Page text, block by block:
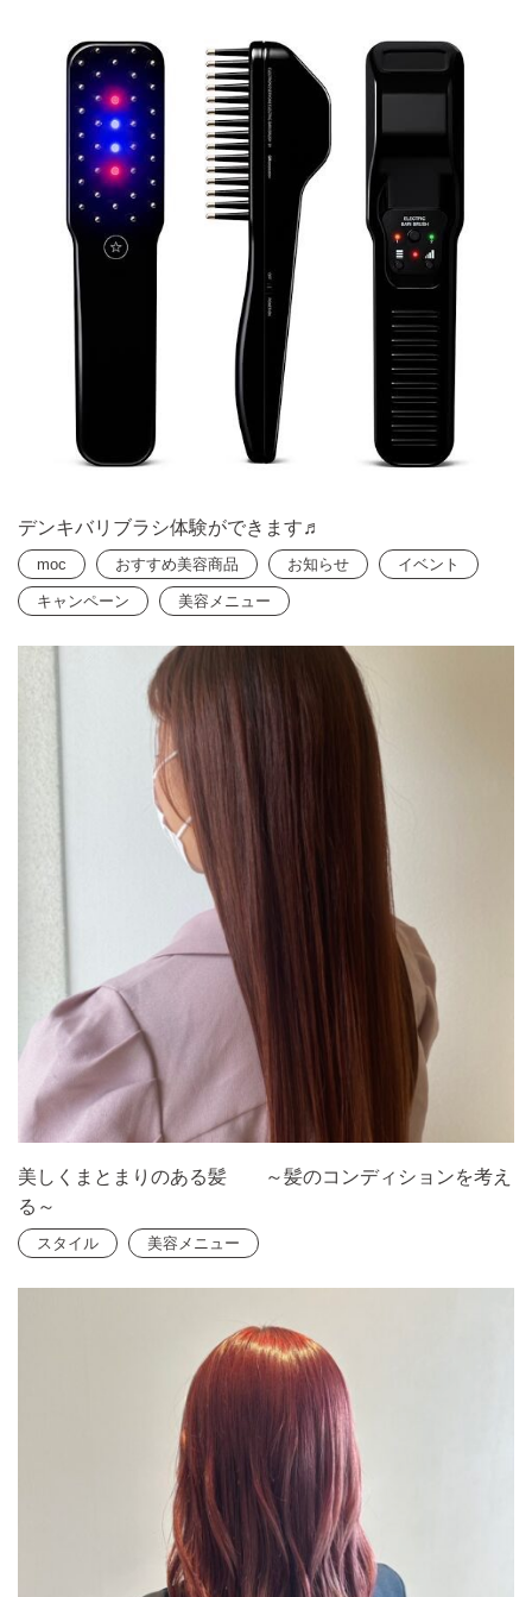
デンキバリブラシ体験ができます♬︎
moc おすすめ美容商品 お知らせ イベント
キャンペーン 美容メニュー
美しくまとまりのある髪 ～髪のコンディションを考え
る～
スタイル 美容メニュー